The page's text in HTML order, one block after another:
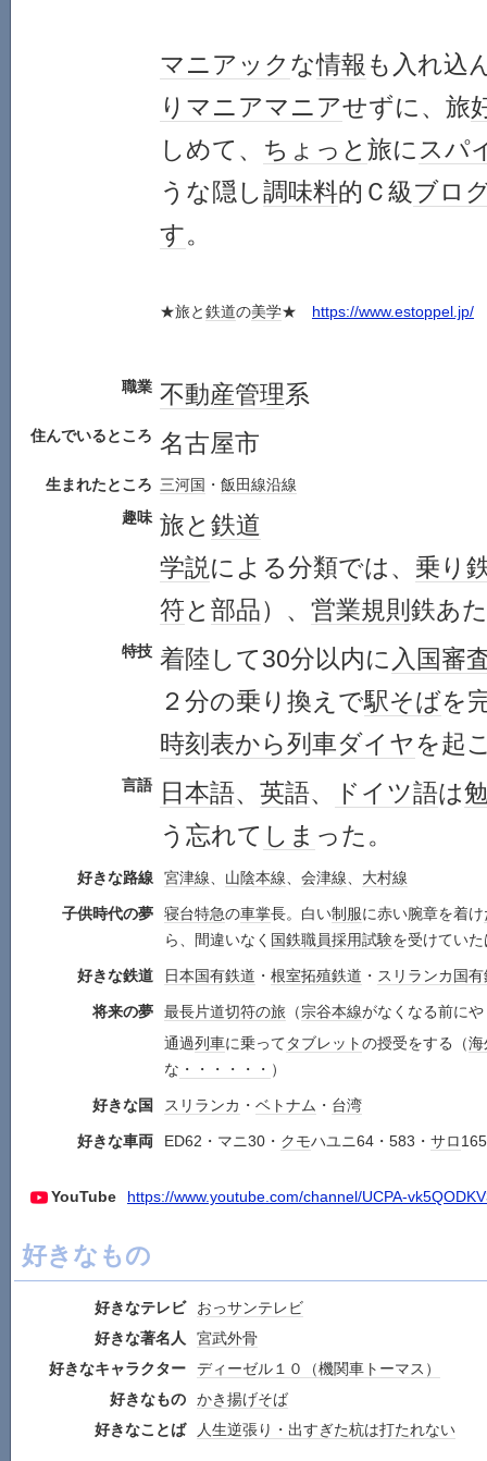
マニアック な情報 も入れ込
り マニアマニアせずに、旅
しめて、 ちょっと 旅にスパ
うな隠し調味料的Ｃ級ブロ
す。
★旅と鉄道の美学★ https://www.estoppel.jp/
職業 不動産管理系
住んでいるところ 名古屋市
生まれたところ 三河国 ・ 飯田線沿線
趣味 旅と 鉄道
学説による分類では、 乗り
符と 部品）、 営業規則 鉄あ
特技 着陸して30分以内に 入国審
２分の乗り換えで駅そばを
時刻表から列車ダイヤを起
言語 日本語、 英語、 ドイツ語は
う忘れて しま った。
好きな路線 宮津線、 山陰本線、 会津線、 大村線
子供時代の夢 寝台特急の車掌長。白い制服に赤い腕章を着け
ら、間違いなく 国鉄職員採用試験を受けてい
好きな鉄道 日本国有鉄道 ・ 根室拓殖鉄道 ・ スリランカ 国
将来の夢 最長片道切符の旅 （宗谷本線がなくなる前に
通過列車に乗ってタブレットの授受をする（海
な ・・・ ・・・ ）
好きな国 スリランカ ・ ベトナム ・ 台湾
好きな車両 ED62・マニ30・ クモハユニ64・583・ サロ165
YouTube https://www.youtube.com/channel/UCPA-
好きなもの
好きなテレビ
おっサンテレビ
好きな著名人
宮武外骨
好きなキャラクター
ディーゼル１０（機関車トーマス）
好きなもの
かき揚げそば
好きなことば
人生逆張り・出すぎた杭は打たれない